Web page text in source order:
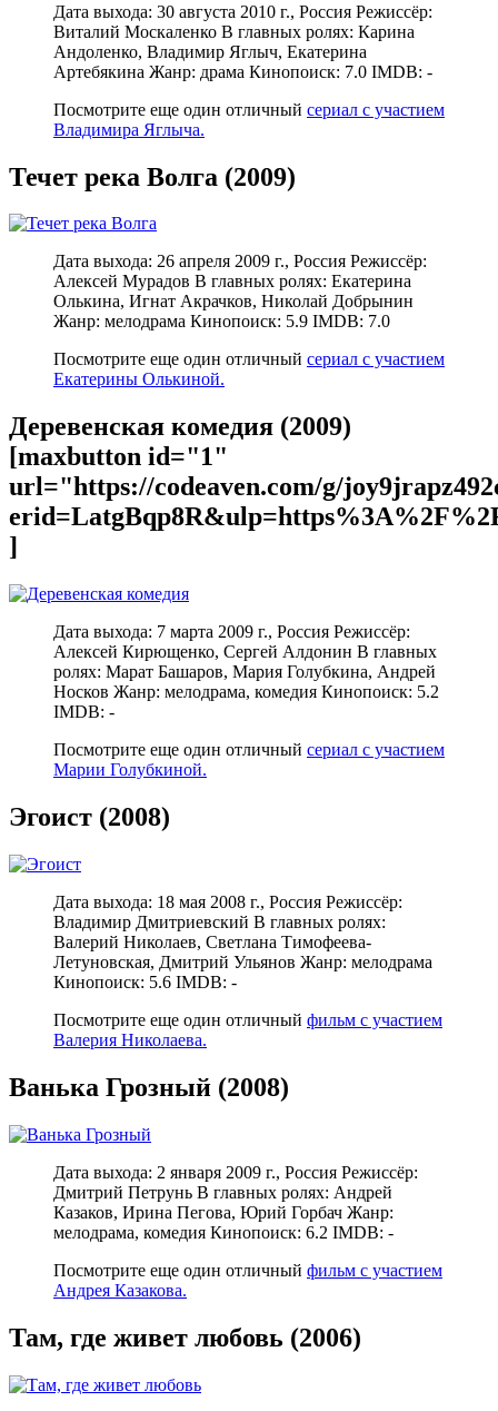
Дата выхода: 30 августа 2010 г., Россия Режиссёр:
Виталий Москаленко В главных ролях: Карина
Андоленко, Владимир Яглыч, Екатерина
Артебякина Жанр: драма Кинопоиск: 7.0 IMDB: -
Посмотрите еще один отличный сериал с участием
Владимира Яглыча.
Течет река Волга (2009)
Дата выхода: 26 апреля 2009 г., Россия Режиссёр:
Алексей Мурадов В главных ролях: Екатерина
Олькина, Игнат Акрачков, Николай Добрынин
Жанр: мелодрама Кинопоиск: 5.9 IMDB: 7.0
Посмотрите еще один отличный сериал с участием
Екатерины Олькиной.
Деревенская комедия (2009)
[maxbutton id="1"
url="https://codeaven.com/g/
]
Дата выхода: 7 марта 2009 г., Россия Режиссёр:
Алексей Кирющенко, Сергей Алдонин В главных
ролях: Марат Башаров, Мария Голубкина, Андрей
Носков Жанр: мелодрама, комедия Кинопоиск: 5.2
IMDB: -
Посмотрите еще один отличный сериал с участием
Марии Голубкиной.
Эгоист (2008)
Дата выхода: 18 мая 2008 г., Россия Режиссёр:
Владимир Дмитриевский В главных ролях:
Валерий Николаев, Светлана Тимофеева-
Летуновская, Дмитрий Ульянов Жанр: мелодрама
Кинопоиск: 5.6 IMDB: -
Посмотрите еще один отличный фильм с участием
Валерия Николаева.
Ванька Грозный (2008)
Дата выхода: 2 января 2009 г., Россия Режиссёр:
Дмитрий Петрунь В главных ролях: Андрей
Казаков, Ирина Пегова, Юрий Горбач Жанр:
мелодрама, комедия Кинопоиск: 6.2 IMDB: -
Посмотрите еще один отличный фильм с участием
Андрея Казакова.
Там, где живет любовь (2006)